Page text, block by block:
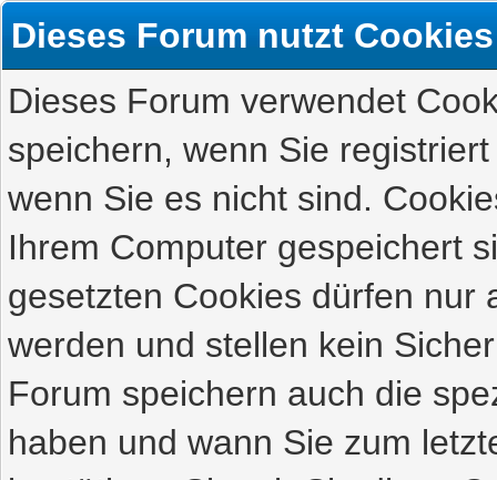
Dieses Forum nutzt Cookies
Dieses Forum verwendet
speichern, wenn Sie
wenn Sie es nicht sind.
Ihrem Computer gespeichert
gesetzten Cookies dürfen nur
werden und stellen kein
Forum speichern auch die
haben und wann Sie zum